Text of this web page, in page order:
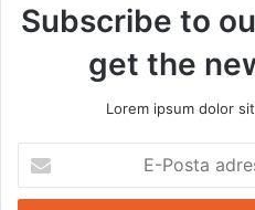
Subscribe to
get the
Lorem ipsum dolor
Posta
adresinizi